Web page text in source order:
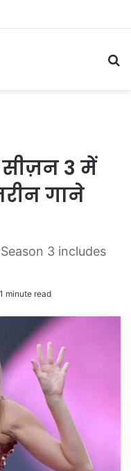
सीज़न 3 में
गाने
3 includes
1 minute read